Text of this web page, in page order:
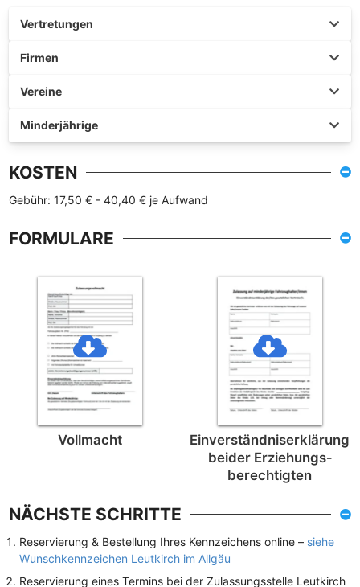
Vertretungen
Firmen
Vereine
Minderjährige
KOSTEN
Gebühr: 17,50 € - 40,40 € je Aufwand
FORMULARE
Vollmacht
Einverständnis­erklärung
beider Erziehungs­
berechtigten
NÄCHSTE SCHRITTE
Reservierung & Bestellung Ihres Kennzeichens online – siehe
Wunschkennzeichen Leutkirch im Allgäu
Reservierung eines Termins bei der Zulassungsstelle Leutkirch